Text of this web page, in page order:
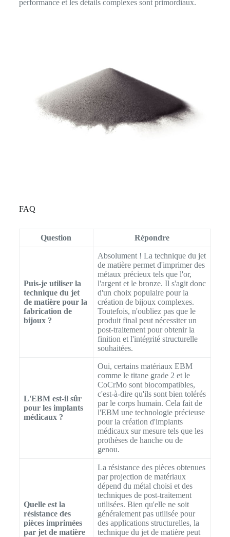
performance et les détails complexes sont primordiaux.
FAQ
Question Répondre
Puis-je utiliser la
technique du jet
de matière pour la
fabrication de
bijoux ?
Absolument ! La technique du jet
de matière permet d'imprimer des
métaux précieux tels que l'or,
l'argent et le bronze. Il s'agit donc
d'un choix populaire pour la
création de bijoux complexes.
Toutefois, n'oubliez pas que le
produit final peut nécessiter un
post-traitement pour obtenir la
finition et l'intégrité structurelle
souhaitées.
L'EBM est-il sûr
pour les implants
médicaux ?
Oui, certains matériaux EBM
comme le titane grade 2 et le
CoCrMo sont biocompatibles,
c'est-à-dire qu'ils sont bien tolérés
par le corps humain. Cela fait de
l'EBM une technologie précieuse
pour la création d'implants
médicaux sur mesure tels que les
prothèses de hanche ou de
genou.
Quelle est la
résistance des
pièces imprimées
par jet de matière
La résistance des pièces obtenues
par projection de matériaux
dépend du métal choisi et des
techniques de post-traitement
utilisées. Bien qu'elle ne soit
généralement pas utilisée pour
des applications structurelles, la
technique du jet de matière peut